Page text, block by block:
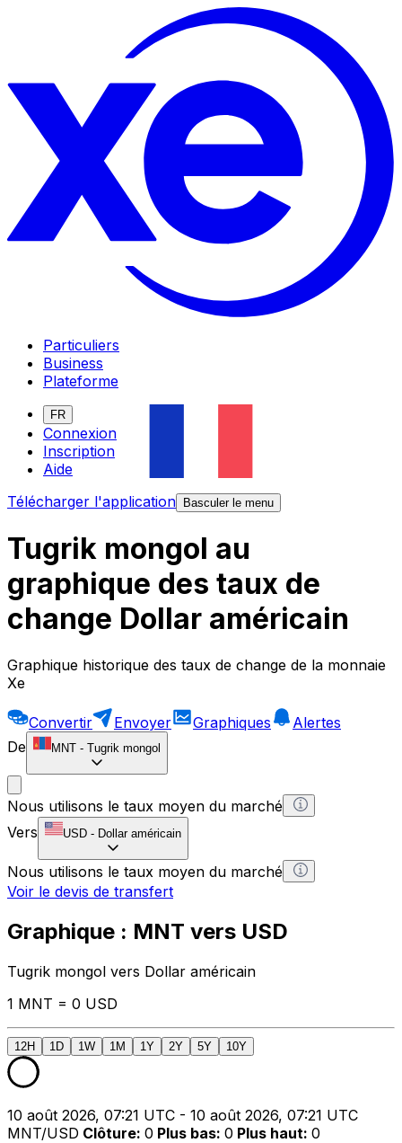
Particuliers
Business
Plateforme
FR
Connexion
Inscription
Aide
Télécharger l'application
Basculer le menu
Tugrik mongol au
graphique des taux de
change Dollar américain
Graphique historique des taux de change de la monnaie
Xe
Convertir Envoyer Graphiques
Alertes
De
MNT - Tugrik mongol
Nous utilisons le taux moyen du marché
Vers
USD - Dollar américain
Nous utilisons le taux moyen du marché
Voir le devis de transfert
Graphique : MNT vers USD
Tugrik mongol vers Dollar américain
1 MNT = 0 USD
12H 1D 1W 1M 1Y 2Y 5Y 10Y
10 août 2026, 07:21 UTC - 10 août 2026, 07:21 UTC
MNT/USD Clôture: 0 Plus bas: 0 Plus haut: 0